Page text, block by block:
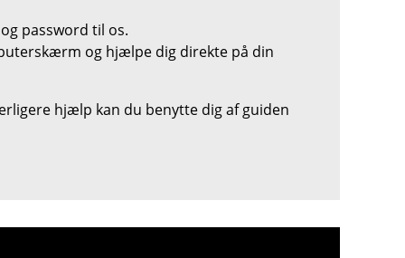
password til os.
og hjælpe dig direkte på din
hjælp kan du benytte dig af guiden